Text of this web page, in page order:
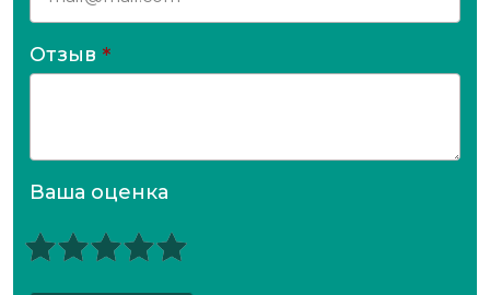
Отзыв *
Ваша оценка